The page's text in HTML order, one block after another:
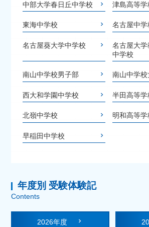
中部大学春日丘中学校 津島高等
東海中学校 名古屋中学
名古屋葵大学中学校
名古屋大
中学校
南山中学校男子部 南山中学校
西大和学園中学校 半田高等
北嶺中学校 明和高等
早稲田中学校
年度別 受験体験記
Contents
2026年度